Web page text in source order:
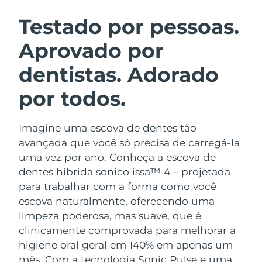
Testado por pessoas.
Aprovado por
dentistas. Adorado
por todos.
Imagine uma escova de dentes tão
avançada que você só precisa de carregá-la
uma vez por ano. Conheça a escova de
dentes híbrida sonico issa™ 4 – projetada
para trabalhar com a forma como você
escova naturalmente, oferecendo uma
limpeza poderosa, mas suave, que é
clinicamente comprovada para melhorar a
higiene oral geral em 140% em apenas um
mês. Com a tecnologia Sonic Pulse e uma
Limpeza facial
LUNA™ 4 kit
Anti-aging massage
LUNA™ 4 Plus
Massage, LED heating
LUNA™ 4 Men
For men, anti-aging massage
Lifting facial
BEAR™ 2 kit
Microcurrent toning
BEAR™ 2 go
Microcurrent toning on-the-go
BEAR™ 2 eyes & lips
Microcurrent line smoothing device
Hidratação
UFO™ 3 kit
Deep facial hydration
UFO™ 3 LED
Near-infrared and red light therapy
device
Cuidado oral
issa™ 4
Hybrid silicone sonic toothbrush
issa™ 4 plus
Smart hybrid silicone sonic toothbrush
TRATAMENTO ANTIENVELHECIMENTO
FAQ™
Antienvelhecimento Tratamentos LED
NEW
Áustria
Barein Entrega prevista
Bélgica Entrega prevista8/10/26
Bermudas
Bósnia e
Herzegovina
Entrega prevista
Brunei Entrega prevista8/15/26
Bulgária Entrega prevista
Canadá Entrega prevista
Chile Entrega prevista 8/14/26